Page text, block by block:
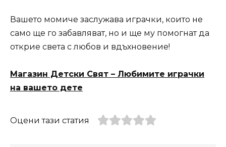
Вашето момиче заслужава играчки, които не
само ще го забавляват, но и ще му помогнат да
открие света с любов и вдъхновение!
Магазин Детски Свят – Любимите играчки
на вашето дете
Оцени тази статия